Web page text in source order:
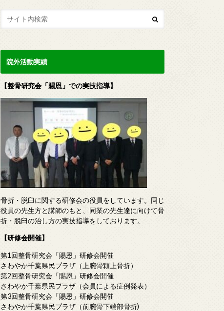
院外活動実績
【整骨研究会「賜恩」での実技指導】
骨折・脱臼に関する研修会の役員をしています。同じ
役員の先生方と講師のもと、同業の先生達に向けて骨
折・脱臼の治し方の実技指導をしております。
【研修会開催】
第1回整骨研究会「賜恩」研修会開催
さわやか千葉県民プラザ（上腕骨顆上骨折）
第2回整骨研究会「賜恩」研修会開催
さわやか千葉県民プラザ（会員による症例発表）
第3回整骨研究会「賜恩」研修会開催
さわやか千葉県民プラザ（前腕骨下端部骨折)